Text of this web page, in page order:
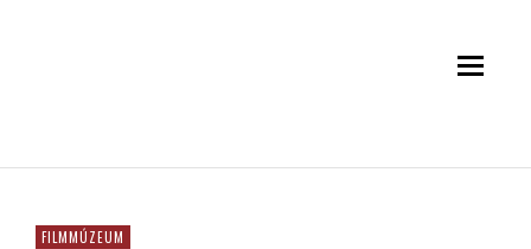
FILMMÚZEUM